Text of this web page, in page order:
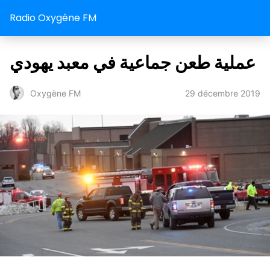
Radio Oxygène FM
عملية طعن جماعية في معبد يهودي
Oxygène FM 29 décembre 2019